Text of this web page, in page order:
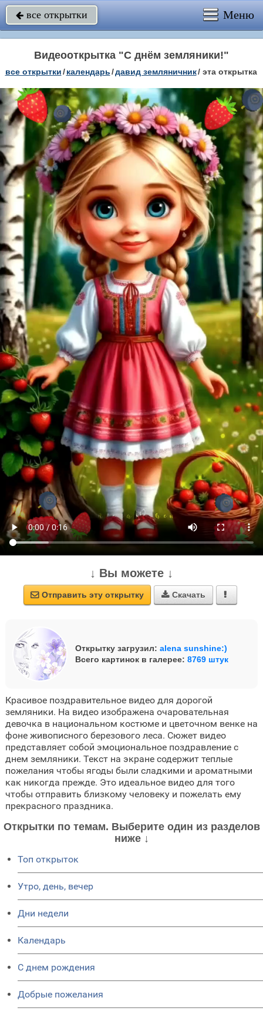
 все открытки Меню
Видеооткрытка "С днём земляники!"
все открытки/ календарь/давид земляничник/ эта открытка
↓ Вы можете ↓
 Отправить эту открытку  Скачать 
Открытку загрузил: alena sunshine:)
Всего картинок в галерее: 8769 штук
Красивое поздравительное видео для дорогой
земляники. На видео изображена очаровательная
девочка в национальном костюме и цветочном венке на
фоне живописного березового леса. Сюжет видео
представляет собой эмоциональное поздравление с
днем земляники. Текст на экране содержит теплые
пожелания чтобы ягоды были сладкими и ароматными
как никогда прежде. Это идеальное видео для того
чтобы отправить близкому человеку и пожелать ему
прекрасного праздника.
Открытки по темам. Выберите один из разделов
ниже ↓
Топ открыток
Утро, день, вечер
Дни недели
Календарь
C днем рождения
Добрые пожелания